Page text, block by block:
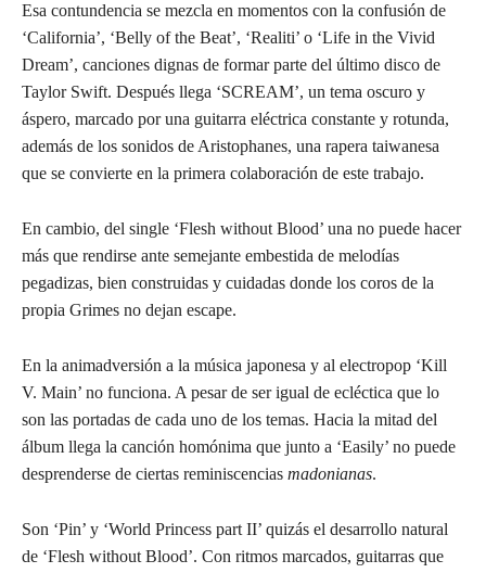
Esa contundencia se mezcla en momentos con la confusión de
‘California’, ‘Belly of the Beat’, ‘Realiti’ o ‘Life in the Vivid
Dream’, canciones dignas de formar parte del último disco de
Taylor Swift. Después llega ‘SCREAM’, un tema oscuro y
áspero, marcado por una guitarra eléctrica constante y rotunda,
además de los sonidos de Aristophanes, una rapera taiwanesa
que se convierte en la primera colaboración de este trabajo.
En cambio, del single ‘Flesh without Blood’ una no puede hacer
más que rendirse ante semejante embestida de melodías
pegadizas, bien construidas y cuidadas donde los coros de la
propia Grimes no dejan escape.
En la animadversión a la música japonesa y al electropop ‘Kill
V. Main’ no funciona. A pesar de ser igual de ecléctica que lo
son las portadas de cada uno de los temas. Hacia la mitad del
álbum llega la canción homónima que junto a ‘Easily’ no puede
desprenderse de ciertas reminiscencias madonianas.
Son ‘Pin’ y ‘World Princess part II’ quizás el desarrollo natural
de ‘Flesh without Blood’. Con ritmos marcados, guitarras que